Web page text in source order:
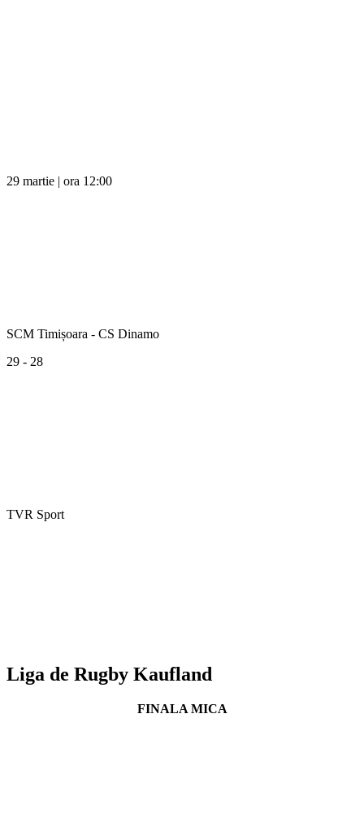
29 martie | ora 12:00
SCM Timișoara - CS Dinamo
29 - 28
TVR Sport
Liga de Rugby Kaufland
FINALA MICA